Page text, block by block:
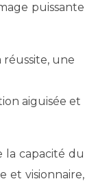
puissante
réussite, une
aiguisée et
la capacité du
et visionnaire,